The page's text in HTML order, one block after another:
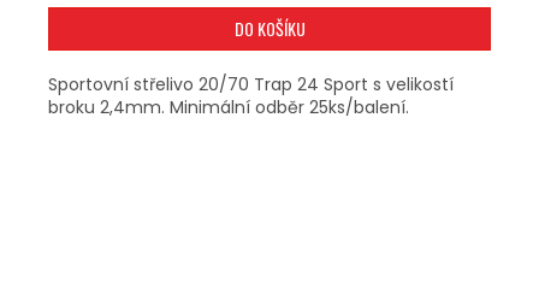
DO KOŠÍKU
Sportovní střelivo 20/70 Trap 24 Sport s velikostí
broku 2,4mm. Minimální odběr 25ks/balení.